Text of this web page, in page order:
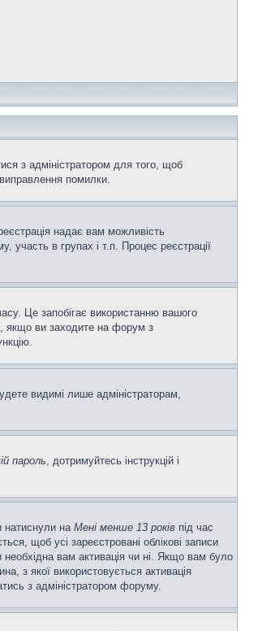
з адміністратором для того, щоб
помилки.
надає вам можливість
участь в групах і т.п. Процес реєстрації
Це запобігає використанню вашого
якщо ви заходите на форум з
видимі лише адміністраторам,
пароль, дотримуйтесь інструкцій і
натиснули на Мені менше 13 років під час
щоб усі зареєстровані облікові записи
вам активація чи ні. Якщо вам було
з якої використовується активація
з адміністратором форуму.